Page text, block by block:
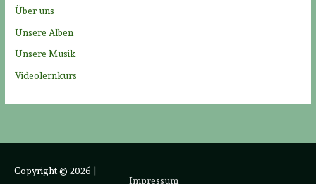
Über uns
Unsere Alben
Unsere Musik
Videolernkurs
Copyright © 2026 |
Impressum